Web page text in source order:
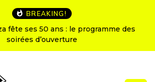
BREAKING!
fête ses 50 ans : le programme des
soirées d’ouverture